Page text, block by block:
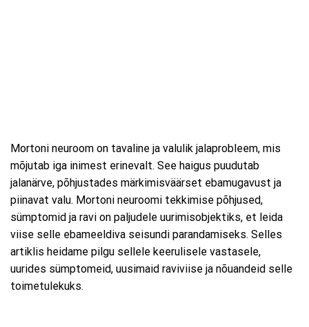
Mortoni neuroom on tavaline ja valulik jalaprobleem, mis
mõjutab iga inimest erinevalt. See haigus puudutab
jalanärve, põhjustades märkimisväärset ebamugavust ja
piinavat valu. Mortoni neuroomi tekkimise põhjused,
sümptomid ja ravi on paljudele uurimisobjektiks, et leida
viise selle ebameeldiva seisundi parandamiseks. Selles
artiklis heidame pilgu sellele keerulisele vastasele,
uurides sümptomeid, uusimaid raviviise ja nõuandeid selle
toimetulekuks.